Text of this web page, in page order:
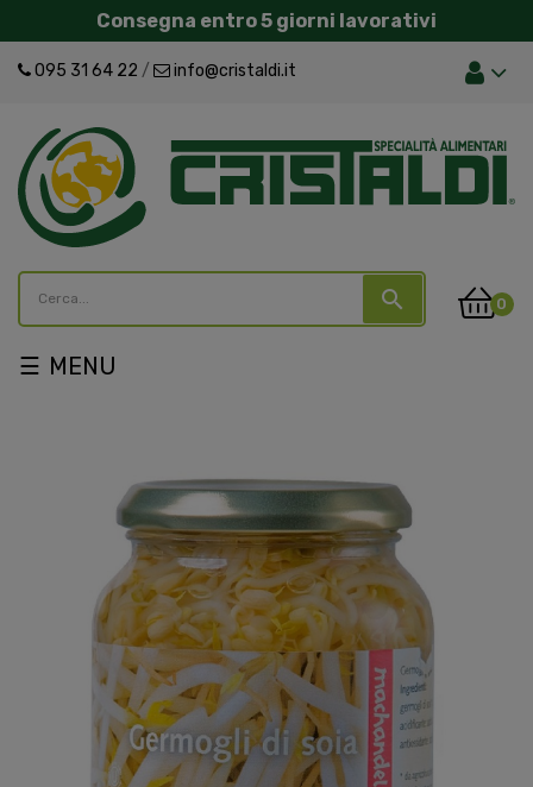
Consegna entro 5 giorni lavorativi
095 31 64 22 / info@cristaldi.it
search 0
navigazione
☰